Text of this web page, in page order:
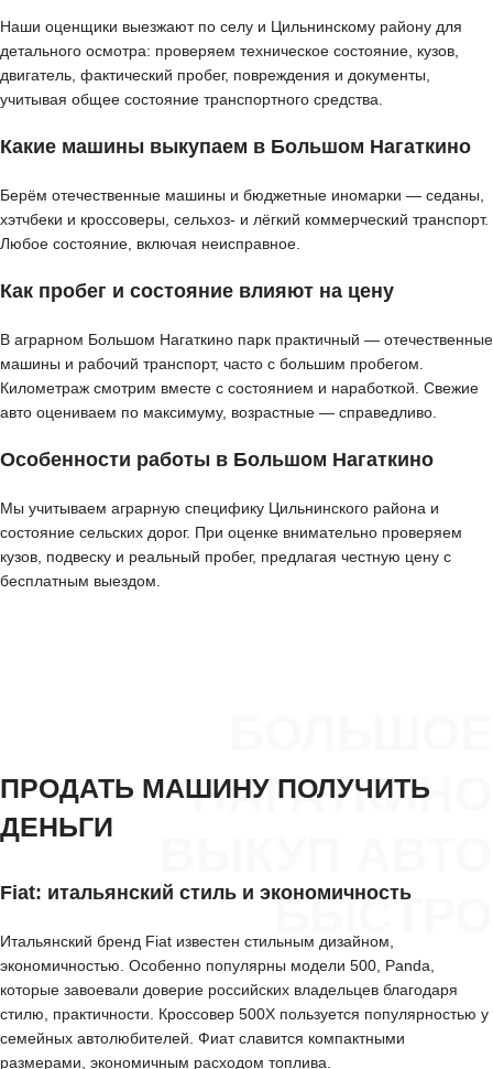
Наши оценщики выезжают по селу и Цильнинскому району для
детального осмотра: проверяем техническое состояние, кузов,
двигатель, фактический пробег, повреждения и документы,
учитывая общее состояние транспортного средства.
Какие машины выкупаем в Большом Нагаткино
Берём отечественные машины и бюджетные иномарки — седаны,
хэтчбеки и кроссоверы, сельхоз- и лёгкий коммерческий транспорт.
Любое состояние, включая неисправное.
Как пробег и состояние влияют на цену
В аграрном Большом Нагаткино парк практичный — отечественные
машины и рабочий транспорт, часто с большим пробегом.
Километраж смотрим вместе с состоянием и наработкой. Свежие
авто оцениваем по максимуму, возрастные — справедливо.
Особенности работы в Большом Нагаткино
Мы учитываем аграрную специфику Цильнинского района и
состояние сельских дорог. При оценке внимательно проверяем
кузов, подвеску и реальный пробег, предлагая честную цену с
бесплатным выездом.
НАГАТКИНО
БЫСТРО
ПРОДАТЬ МАШИНУ ПОЛУЧИТЬ
ДЕНЬГИ
Fiat: итальянский стиль и экономичность
Итальянский бренд Fiat известен стильным дизайном,
экономичностью. Особенно популярны модели 500, Panda,
которые завоевали доверие российских владельцев благодаря
стилю, практичности. Кроссовер 500X пользуется популярностью у
семейных автолюбителей. Фиат славится компактными
размерами, экономичным расходом топлива.